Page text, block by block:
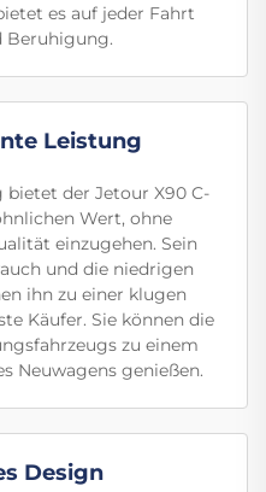
es auf jeder Fahrt
Beruhigung.
Leistung
bietet der Jetour X90 C-
Wert, ohne
einzugehen. Sein
und die niedrigen
ihn zu einer klugen
Käufer. Sie können die
zu einem
Neuwagens genießen.
Design